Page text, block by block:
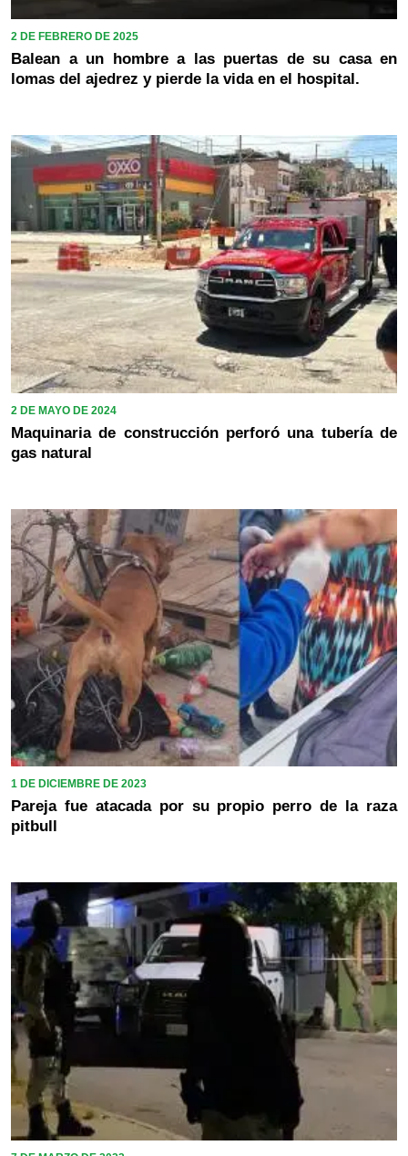
2 DE FEBRERO DE 2025
Balean a un hombre a las puertas de su casa en
lomas del ajedrez y pierde la vida en el hospital.
2 DE MAYO DE 2024
Maquinaria de construcción perforó una tubería de
gas natural
1 DE DICIEMBRE DE 2023
Pareja fue atacada por su propio perro de la raza
pitbull